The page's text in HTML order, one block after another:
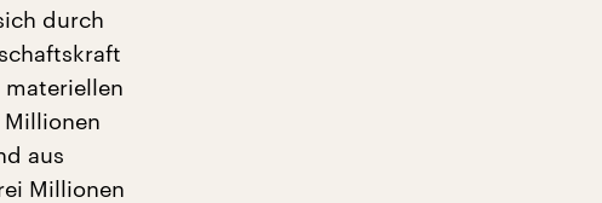
durch
aus
Millionen